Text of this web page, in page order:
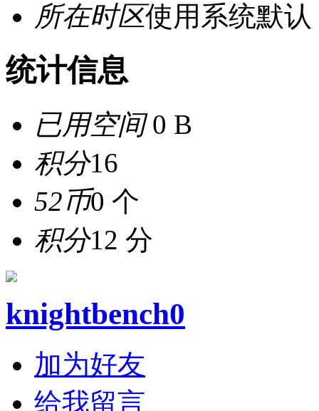
所在时区使用系统默认
统计信息
已用空间0 B
积分16
52币0 个
积分12 分
knightbench0
加为好友
给我留言